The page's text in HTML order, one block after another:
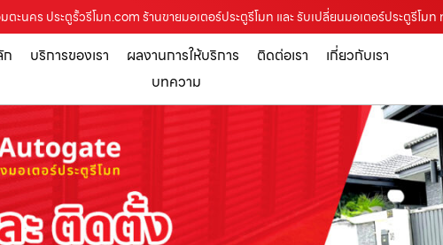
ะนคร ประตูรั้วรีโมท.com ร้านขายมอเตอร์ประตูรีโมท และ รับเปลี่ยนมอเตอร์ประตูรีโม
ก บริการของเรา ผลงานการให้บริการ ติดต่อเรา
เกี่ยวกับเรา
บทความ